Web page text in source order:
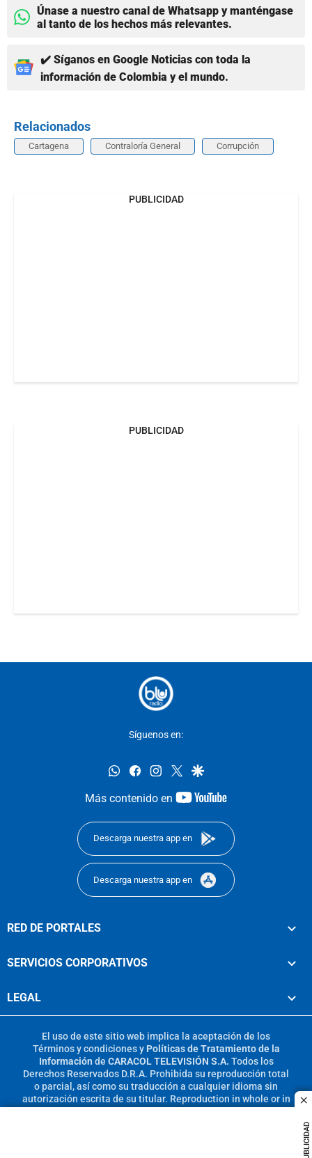
PUBLICIDAD
Únase a nuestro canal de Whatsapp y manténgase
al tanto de los hechos más relevantes.
✔️ Síganos en Google Noticias con toda la
información de Colombia y el mundo.
Relacionados
Cartagena Contraloría General Corrupción
PUBLICIDAD
PUBLICIDAD
Síguenos en:
whatsappfacebookinstagram
twittergoogle
Más contenido en
youtube-
Descarga nuestra app en
Descarga nuestra app en
RED DE PORTALES
SERVICIOS CORPORATIVOS
LEGAL
El uso de este sitio web implica la aceptación de los
Términos y condicionesy Políticas de Tratamiento de la
Información de CARACOL TELEVISIÓN S.A. Todos los
Derechos Reservados D.R.A. Prohibida su reproducción total
o parcial, así como su traducción a cualquier idioma sin
autorización escrita de su titular. Reproduction in whole or in